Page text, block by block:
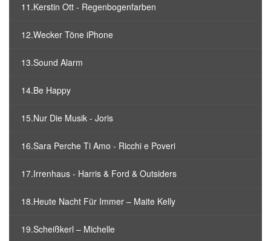
11.Kerstin Ott - Regenbogenfarben
12.Wecker Töne iPhone
13.Sound Alarm
14.Be Happy
15.Nur Die Musik - Joris
16.Sara Perche Ti Amo - Ricchi e Poveri
17.Irrenhaus - Harris & Ford & Outsiders
18.Heute Nacht Für Immer – Maite Kelly
19.Scheißkerl – Michelle